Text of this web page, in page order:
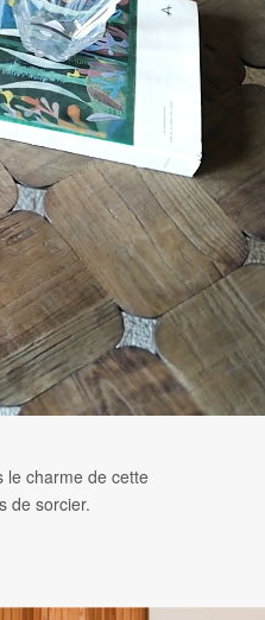
le charme de cette
de sorcier.